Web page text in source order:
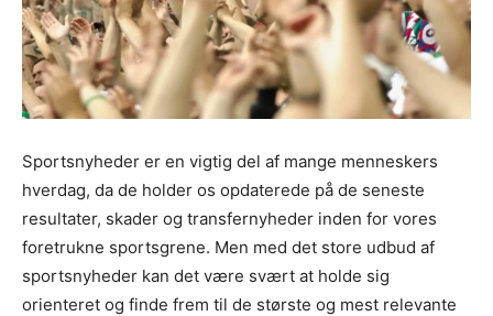
Sportsnyheder er en vigtig del af mange menneskers
hverdag, da de holder os opdaterede på de seneste
resultater, skader og transfernyheder inden for vores
foretrukne sportsgrene. Men med det store udbud af
sportsnyheder kan det være svært at holde sig
orienteret og finde frem til de største og mest relevante